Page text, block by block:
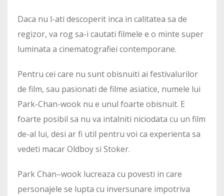
Daca nu l-ati descoperit inca in calitatea sa de
regizor, va rog sa-i cautati filmele e o minte super
luminata a cinematografiei contemporane.
Pentru cei care nu sunt obisnuiti ai festivalurilor
de film, sau pasionati de filme asiatice, numele lui
Park-Chan-wook nu e unul foarte obisnuit. E
foarte posibil sa nu va intalniti niciodata cu un film
de-al lui, desi ar fi util pentru voi ca experienta sa
vedeti macar Oldboy si Stoker.
Park Chan–wook lucreaza cu povesti in care
personajele se lupta cu inversunare impotriva